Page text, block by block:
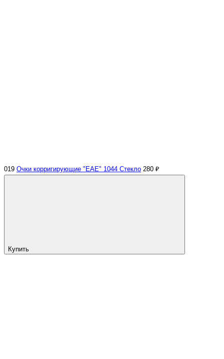
019 Очки корригирующие "EAE" 1044 Стекло 280 ₽
Купить